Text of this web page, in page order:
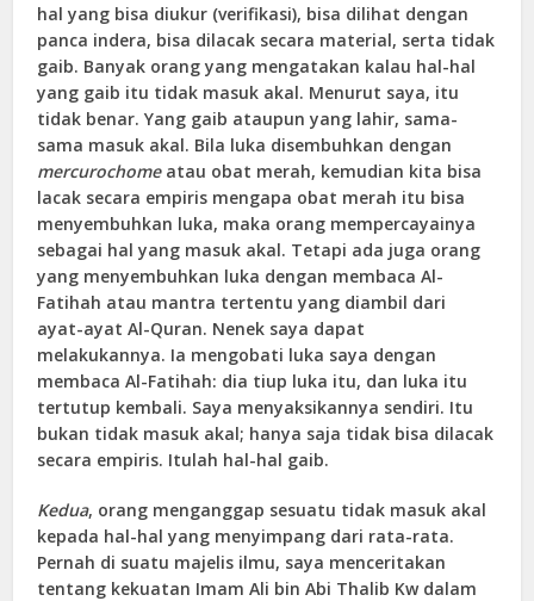
hal yang bisa diukur (verifikasi), bisa dilihat dengan
panca indera, bisa dilacak secara material, serta tidak
gaib. Banyak orang yang mengatakan kalau hal-hal
yang gaib itu tidak masuk akal. Menurut saya, itu
tidak benar. Yang gaib ataupun yang lahir, sama-
sama masuk akal. Bila luka disembuhkan dengan
mercurochomeatau obat merah, kemudian kita bisa
lacak secara empiris mengapa obat merah itu bisa
menyembuhkan luka, maka orang mempercayainya
sebagai hal yang masuk akal. Tetapi ada juga orang
yang menyembuhkan luka dengan membaca Al-
Fatihah atau mantra tertentu yang diambil dari
ayat-ayat Al-Quran. Nenek saya dapat
melakukannya. Ia mengobati luka saya dengan
membaca Al-Fatihah: dia tiup luka itu, dan luka itu
tertutup kembali. Saya menyaksikannya sendiri. Itu
bukan tidak masuk akal; hanya saja tidak bisa dilacak
secara empiris. Itulah hal-hal gaib.
Kedua, orang menganggap sesuatu tidak masuk akal
kepada hal-hal yang menyimpang dari rata-rata.
Pernah di suatu majelis ilmu, saya menceritakan
tentang kekuatan Imam Ali bin Abi Thalib Kw dalam